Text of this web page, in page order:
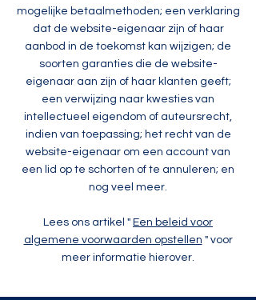
mogelijke betaalmethoden; een verklaring
dat de website-eigenaar zijn of haar
aanbod in de toekomst kan wijzigen; de
soorten garanties die de website-
eigenaar aan zijn of haar klanten geeft;
een verwijzing naar kwesties van
intellectueel eigendom of auteursrecht,
indien van toepassing; het recht van de
website-eigenaar om een account van
een lid op te schorten of te annuleren; en
nog veel meer.
Lees ons artikel " Een beleid voor
algemene voorwaarden opstellen " voor
meer informatie hierover.